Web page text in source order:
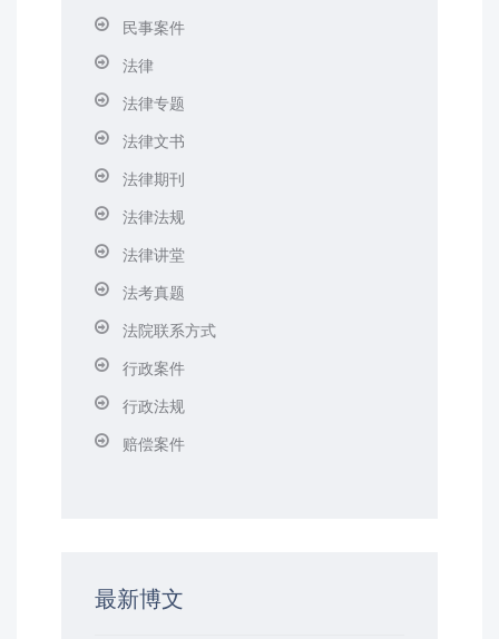
民事案件
法律
法律专题
法律文书
法律期刊
法律法规
法律讲堂
法考真题
法院联系方式
行政案件
行政法规
赔偿案件
最新博文